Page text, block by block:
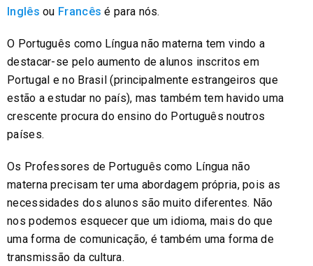
Inglês ou Francêsé para nós.
O Português como Língua não materna tem vindo a
destacar-se pelo aumento de alunos inscritos em
Portugal e no Brasil (principalmente estrangeiros que
estão a estudar no país), mas também tem havido uma
crescente procura do ensino do Português noutros
países.
Os Professores de Português como Língua não
materna precisam ter uma abordagem própria, pois as
necessidades dos alunos são muito diferentes. Não
nos podemos esquecer que um idioma, mais do que
uma forma de comunicação, é também uma forma de
transmissão da cultura.